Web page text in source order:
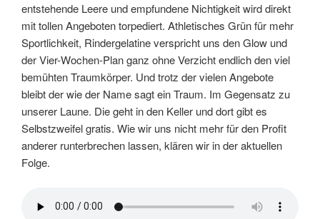
entstehende Leere und empfundene Nichtigkeit wird direkt
mit tollen Angeboten torpediert. Athletisches Grün für mehr
Sportlichkeit, Rindergelatine verspricht uns den Glow und
der Vier-Wochen-Plan ganz ohne Verzicht endlich den viel
bemühten Traumkörper. Und trotz der vielen Angebote
bleibt der wie der Name sagt ein Traum. Im Gegensatz zu
unserer Laune. Die geht in den Keller und dort gibt es
Selbstzweifel gratis. Wie wir uns nicht mehr für den Profit
anderer runterbrechen lassen, klären wir in der aktuellen
Folge.